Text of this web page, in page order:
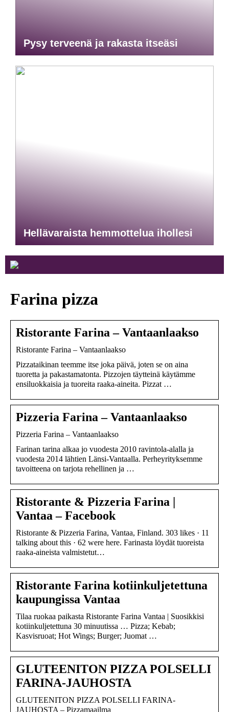
Pysy terveenä ja rakasta itseäsi
Hellävaraista hemmottelua ihollesi
Farina pizza
Ristorante Farina – Vantaanlaakso
Ristorante Farina – Vantaanlaakso
Pizzataikinan teemme itse joka päivä, joten se on aina
tuoretta ja pakastamatonta. Pizzojen täytteinä käytämme
ensiluokkaisia ja tuoreita raaka-aineita. Pizzat …
Pizzeria Farina – Vantaanlaakso
Pizzeria Farina – Vantaanlaakso
Farinan tarina alkaa jo vuodesta 2010 ravintola-alalla ja
vuodesta 2014 lähtien Länsi-Vantaalla. Perheyrityksemme
tavoitteena on tarjota rehellinen ja …
Ristorante & Pizzeria Farina |
Vantaa – Facebook
Ristorante & Pizzeria Farina, Vantaa, Finland. 303 likes · 11
talking about this · 62 were here. Farinasta löydät tuoreista
raaka-aineista valmistetut…
Ristorante Farina kotiinkuljetettuna
kaupungissa Vantaa
Tilaa ruokaa paikasta Ristorante Farina Vantaa | Suosikkisi
kotiinkuljetettuna 30 minuutissa … Pizza; Kebab;
Kasvisruoat; Hot Wings; Burger; Juomat …
GLUTEENITON PIZZA POLSELLI
FARINA-JAUHOSTA
GLUTEENITON PIZZA POLSELLI FARINA-
JAUHOSTA – Pizzamaailma